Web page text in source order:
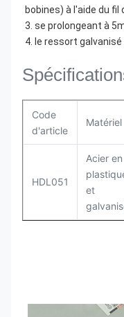
bobines) à l'aide du
3. se prolongeant à
4. le ressort
Code
d'article
Matériel
HDL051
Acier en
et